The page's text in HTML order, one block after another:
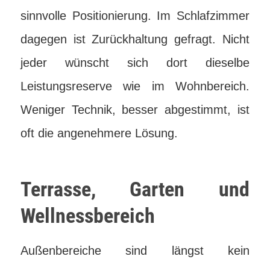
sinnvolle Positionierung. Im Schlafzimmer
dagegen ist Zurückhaltung gefragt. Nicht
jeder wünscht sich dort dieselbe
Leistungsreserve wie im Wohnbereich.
Weniger Technik, besser abgestimmt, ist
oft die angenehmere Lösung.
Terrasse, Garten und
Wellnessbereich
Außenbereiche sind längst kein